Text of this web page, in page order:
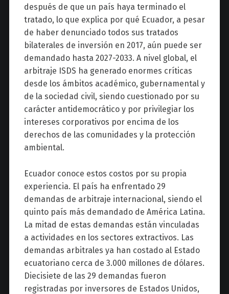
después de que un país haya terminado el
tratado, lo que explica por qué Ecuador, a pesar
de haber denunciado todos sus tratados
bilaterales de inversión en 2017, aún puede ser
demandado hasta 2027-2033. A nivel global, el
arbitraje ISDS ha generado enormes críticas
desde los ámbitos académico, gubernamental y
de la sociedad civil, siendo cuestionado por su
carácter antidemocrático y por privilegiar los
intereses corporativos por encima de los
derechos de las comunidades y la protección
ambiental.
Ecuador conoce estos costos por su propia
experiencia. El país ha enfrentado 29
demandas de arbitraje internacional, siendo el
quinto país más demandado de América Latina.
La mitad de estas demandas están vinculadas
a actividades en los sectores extractivos. Las
demandas arbitrales ya han costado al Estado
ecuatoriano cerca de 3.000 millones de dólares.
Diecisiete de las 29 demandas fueron
registradas por inversores de Estados Unidos,